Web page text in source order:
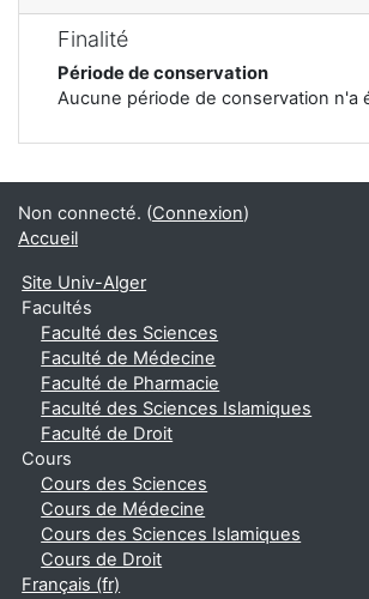
Finalité
Période de conservation
Aucune période de conservation n'a
Non connecté. (Connexion)
Accueil
Site Univ-Alger
Facultés
Faculté des Sciences
Faculté de Médecine
Faculté de Pharmacie
Faculté des Sciences Islamiques
Faculté de Droit
Cours
Cours des Sciences
Cours de Médecine
Cours des Sciences Islamiques
Cours de Droit
Français ‎(fr)‎